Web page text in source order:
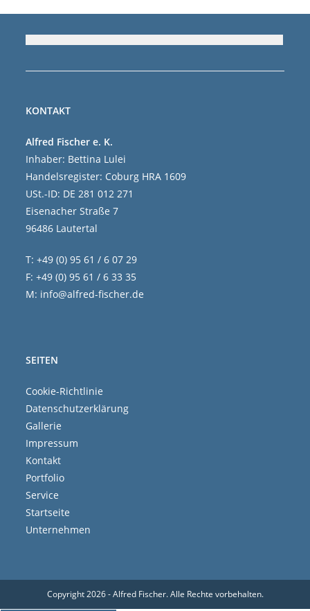
KONTAKT
Alfred Fischer e. K.
Inhaber: Bettina Lulei
Handelsregister: Coburg HRA 1609
USt.-ID: DE 281 012 271
Eisenacher Straße 7
96486 Lautertal
T: +49 (0) 95 61 / 6 07 29
F: +49 (0) 95 61 / 6 33 35
M: info@alfred-fischer.de
SEITEN
Cookie-Richtlinie
Datenschutzerklärung
Gallerie
Impressum
Kontakt
Portfolio
Service
Startseite
Unternehmen
Copyright 2026 - Alfred Fischer. Alle Rechte vorbehalten.